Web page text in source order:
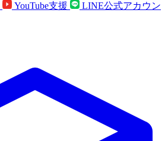
YouTube支援
LINE公式アカウン